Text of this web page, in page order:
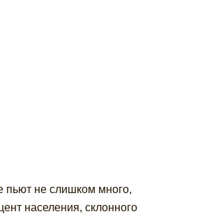
пьют не слишком много,
населения, склонного